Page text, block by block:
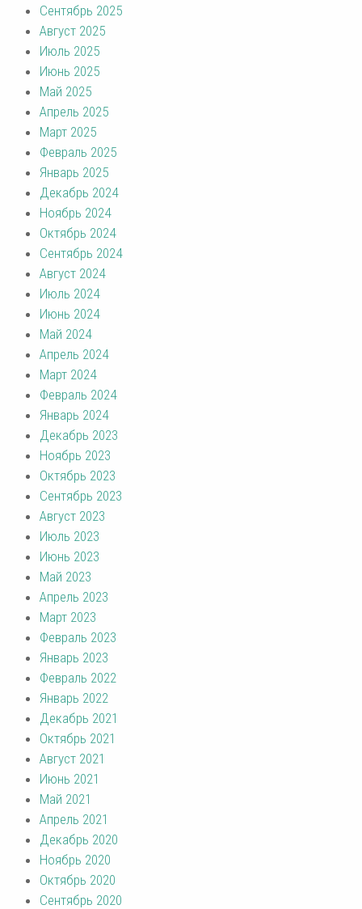
Сентябрь 2025
Август 2025
Июль 2025
Июнь 2025
Май 2025
Апрель 2025
Март 2025
Февраль 2025
Январь 2025
Декабрь 2024
Ноябрь 2024
Октябрь 2024
Сентябрь 2024
Август 2024
Июль 2024
Июнь 2024
Май 2024
Апрель 2024
Март 2024
Февраль 2024
Январь 2024
Декабрь 2023
Ноябрь 2023
Октябрь 2023
Сентябрь 2023
Август 2023
Июль 2023
Июнь 2023
Май 2023
Апрель 2023
Март 2023
Февраль 2023
Январь 2023
Февраль 2022
Январь 2022
Декабрь 2021
Октябрь 2021
Август 2021
Июнь 2021
Май 2021
Апрель 2021
Декабрь 2020
Ноябрь 2020
Октябрь 2020
Сентябрь 2020